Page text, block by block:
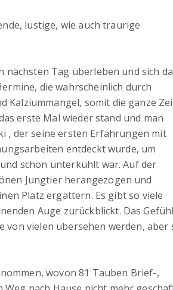
lustige, wie auch traurige
nächsten Tag überleben und sich
die wahrscheinlich durch
Kalziummangel, somit die ganze
erste Mal wieder stand und man
, der seine ersten Erfahrungen mit
entdeckt wurde, um
schon unterkühlt war. Auf der
Jungtier herangezogen und
Platz ergattern. Es gibt so viele
Auge zurückblickt. Das Gefühl
von vielen übersehen werden, aber
wovon 81 Tauben Brief-,